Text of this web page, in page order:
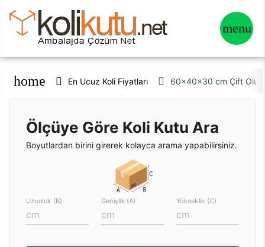
home En Ucuz Koli Fiyatları 60x40x30 cm Çift
Ölçüye Göre Koli Kutu Ara
Boyutlardan birini girerek kolayca arama yapabilirsiniz.
Uzunluk (B) Genişlik (A) Yükseklik (C)